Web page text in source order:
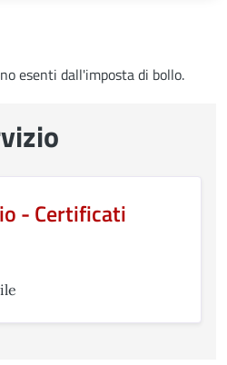
esenti dall'imposta di bollo.
- Certificati